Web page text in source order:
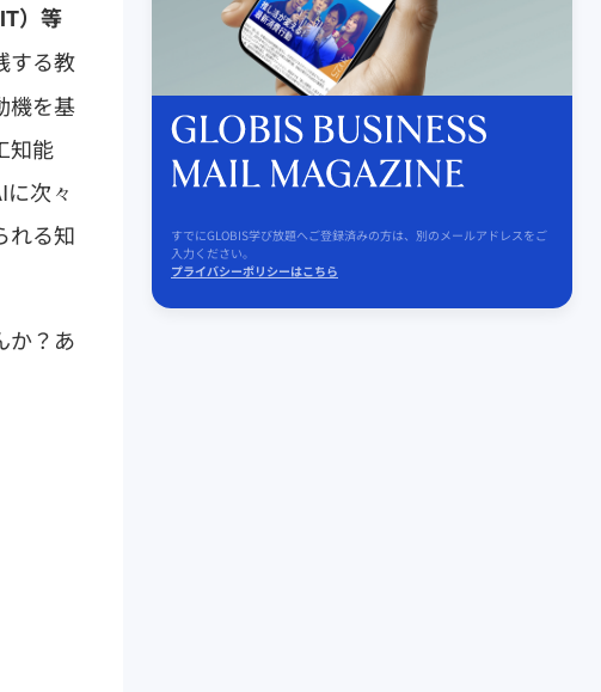
）等
する教
機を基
知能
次々
れる知
か？あ
すでにGLOBIS学び放題へご登録済みの方は、別のメールアドレスをご
入力ください。
プライバシーポリシーはこちら